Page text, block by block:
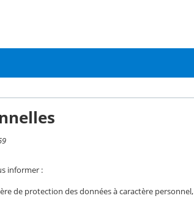
informer :
de protection des données à caractère personnel,